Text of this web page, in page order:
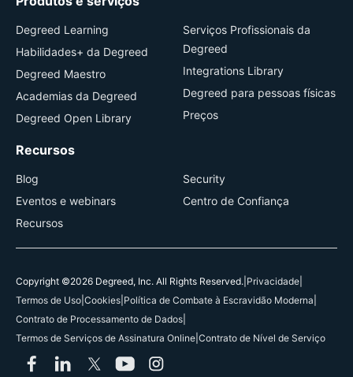
Degreed Learning
Habilidades+ da Degreed
Degreed Maestro
Academias da Degreed
Degreed Open Library
Serviços Profissionais da
Degreed
Integrations Library
Degreed para pessoas físicas
Preços
Recursos
Blog
Eventos e webinars
Recursos
Security
Centro de Confiança
Copyright ©2026 Degreed, Inc. All Rights Reserved. Privacidade
Termos de Uso Cookies Política de Combate à Escravidão Moderna
Contrato de Processamento de Dados
Termos de Serviços de Assinatura Online Contrato de Nível de Serviço